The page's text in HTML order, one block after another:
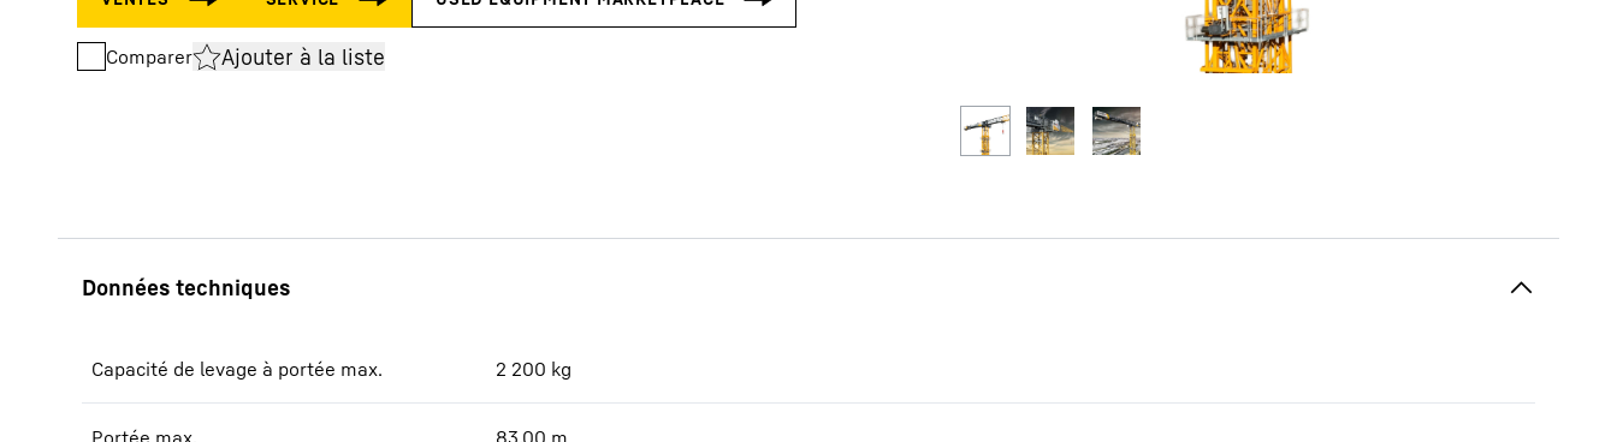
Comparer Ajouter à la liste
Capacité de levage à portée max. 2 200 kg
Portée max. 83,00 m